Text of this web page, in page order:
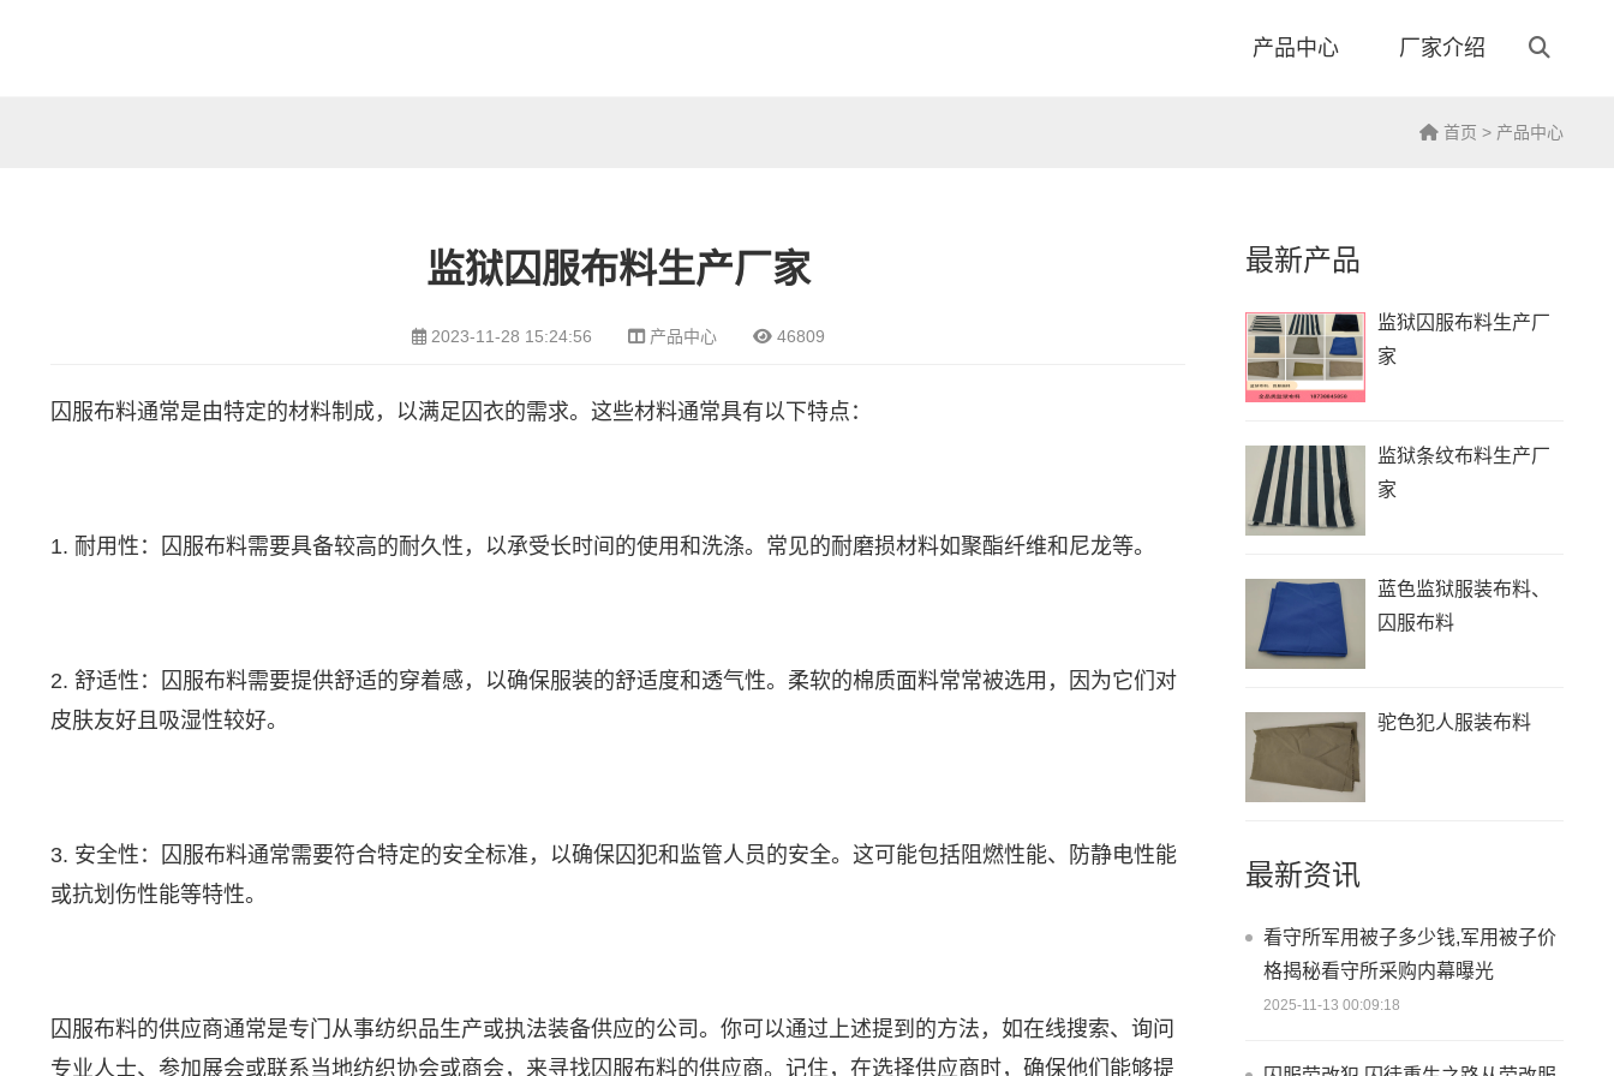
产品中心 厂家介绍
首页 > 产品中心
监狱囚服布料生产厂家
2023-11-28 15:24:56 产品中心 46809
囚服布料通常是由特定的材料制成，以满足囚衣的需求。这些材料通常具有以下特点：
1. 耐用性：囚服布料需要具备较高的耐久性，以承受长时间的使用和洗涤。常见的耐磨损材料如聚酯纤维和尼龙等。
2. 舒适性：囚服布料需要提供舒适的穿着感，以确保服装的舒适度和透气性。柔软的棉质面料常常被选用，因为它们对
皮肤友好且吸湿性较好。
3. 安全性：囚服布料通常需要符合特定的安全标准，以确保囚犯和监管人员的安全。这可能包括阻燃性能、防静电性能
或抗划伤性能等特性。
囚服布料的供应商通常是专门从事纺织品生产或执法装备供应的公司。你可以通过上述提到的方法，如在线搜索、询问
专业人士、参加展会或联系当地纺织协会或商会，来寻找囚服布料的供应商。记住，在选择供应商时，确保他们能够提
最新产品
监狱囚服布料生产厂
家
监狱条纹布料生产厂
家
蓝色监狱服装布料、
囚服布料
驼色犯人服装布料
最新资讯
看守所军用被子多少钱,军用被子价
格揭秘看守所采购内幕曝光
2025-11-13 00:09:18